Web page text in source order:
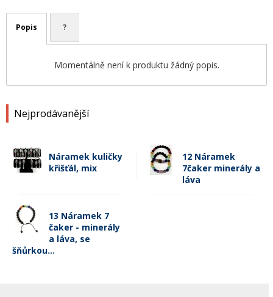
Nejprodávanější
Náramek kuličky
křišťál, mix
12 Náramek
7čaker minerály a
láva
13 Náramek 7
čaker - minerály
a láva, se
šňůrkou...
Popis ?
Momentálně není k produktu žádný popis.